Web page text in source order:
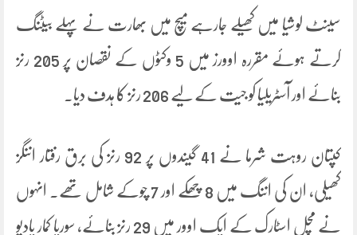
سینٹ لوشیا میں کھیلے جارہے میچ میں بھارت نے پہلے بیٹنگ
کرتے ہوئے مقررہ اوورز میں 5 وکٹوں کے نقصان پر 205 رنز
بنائے اور آسٹریلیا کو جیت کے لیے 206 رنز کا ہدف دیا۔
کپتان روہت شرما نے 41 گیندوں پر 92 رنز کی برق رفتار اننگز
کھیلی، ان کی اننگ میں 8 چھکے اور 7 چوکے شامل تھے۔ انہوں
نے مچل اسٹارک کے ایک اوور میں 29 رنز بنائے، سوریا کمار یادیو